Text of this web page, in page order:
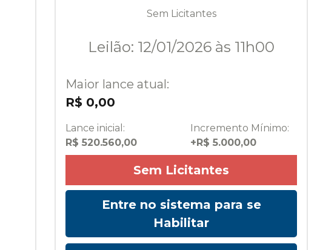
Sem Licitantes
Leilão: 12/01/2026 às 11h00
Maior lance atual:
R$ 0,00
Lance inicial:
R$ 520.560,00
Incremento Mínimo:
+R$ 5.000,00
Sem Licitantes
Entre no sistema para se
Habilitar